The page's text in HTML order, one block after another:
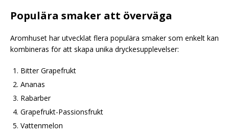
Populära smaker att överväga
Aromhuset har utvecklat flera populära smaker som enkelt kan
kombineras för att skapa unika dryckesupplevelser:
Bitter Grapefrukt
Ananas
Rabarber
Grapefrukt-Passionsfrukt
Vattenmelon